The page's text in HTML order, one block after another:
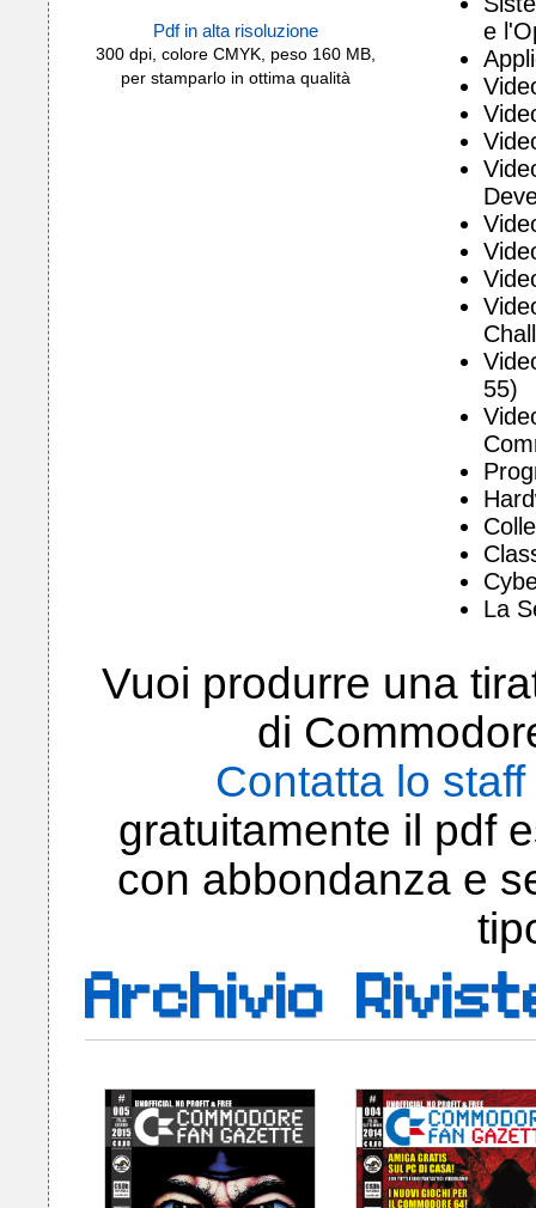
Pdf in alta risoluzione
300 dpi, colore CMYK, peso 160 MB,
per stamparlo in ottima qualità
e
55)
La
Vuoi produrre una
di
Contatta lo staff
gratuitamente il pdf
con abbondanza e
Archivio